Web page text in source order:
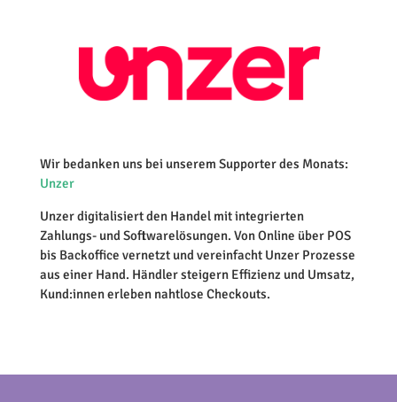
Wir bedanken uns bei unserem Supporter des Monats:
Unzer
Unzer digitalisiert den Handel mit integrierten
Zahlungs- und Softwarelösungen. Von Online über POS
bis Backoffice vernetzt und vereinfacht Unzer Prozesse
aus einer Hand. Händler steigern Effizienz und Umsatz,
Kund:innen erleben nahtlose Checkouts.